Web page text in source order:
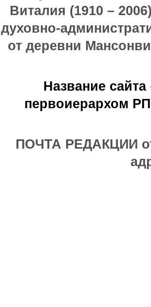
Виталия (1910 –
духовно-
от деревни
Название
первоиерархом
ПОЧТА РЕДАКЦИИ